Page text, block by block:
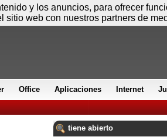
Office Aplicaciones Internet
tiene abierto
y los anuncios, para ofrecer
sitio web con nuestros partners de